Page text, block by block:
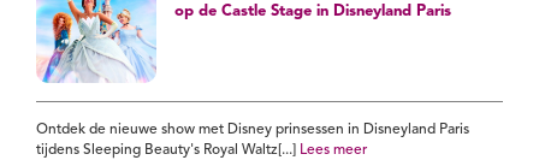
op de Castle Stage in Disneyland Paris
Ontdek de nieuwe show met Disney prinsessen in Disneyland Paris
tijdens Sleeping Beauty's Royal Waltz[...] Lees meer